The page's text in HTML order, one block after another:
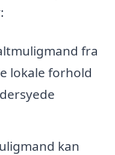
fra
lokale forhold
kan